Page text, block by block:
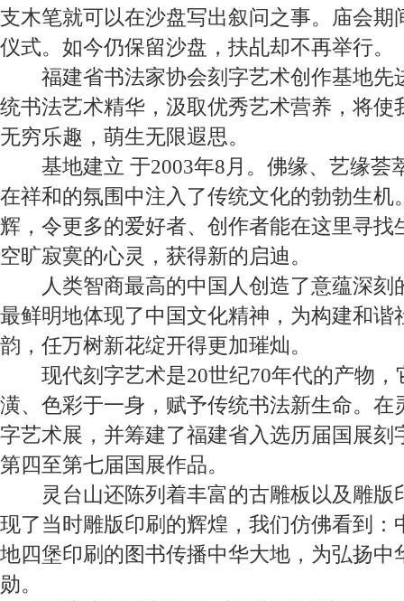
支木笔就可以在沙盘写出叙问之事。庙会期
仪式。如今仍保留沙盘，扶乩却不再举行。
福建省书法家协会刻字艺术创作基地先
统书法艺术精华，汲取优秀艺术营养，将使
无穷乐趣，萌生无限遐思。
基地建立 于2003年8月。佛缘、艺缘荟
在祥和的氛围中注入了传统文化的勃勃生机
辉，令更多的爱好者、创作者能在这里寻找
空旷寂寞的心灵，获得新的启迪。
人类智商最高的中国人创造了意蕴深
最鲜明地体现了中国文化精神，为构建和谐
韵，任万树新花绽开得更加璀灿。
现代刻字艺术是20世纪70年代的产物，
潢、色彩于一身，赋予传统书法新生命。在
字艺术展，并筹建了福建省入选历届国展刻
第四至第七届国展作品。
灵台山还陈列着丰富的古雕板以及雕版
现了当时雕版印刷的辉煌，我们仿佛看到：
地四堡印刷的图书传播中华大地，为弘扬中
勋。